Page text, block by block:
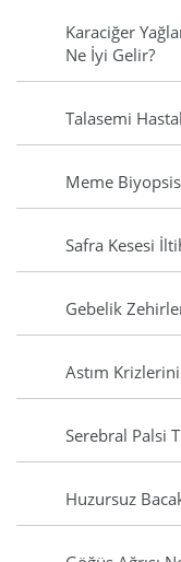
Karaciğer
Ne İyi Gelir?
Talasemi
Meme
Safra Kesesi
Gebelik
Astım
Serebral Palsi
Huzursuz